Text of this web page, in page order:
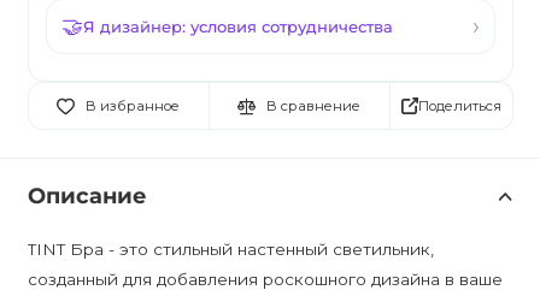
Я дизайнер: условия сотрудничества
В избранное В сравнение Поделиться
Описание
TINT Бра - это стильный настенный светильник,
созданный для добавления роскошного дизайна в ваше